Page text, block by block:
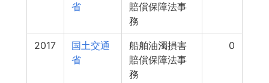
省
賠償保障法事
務
2017
国土交通
省
船舶油濁損害
賠償保障法事
務
0